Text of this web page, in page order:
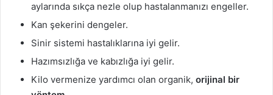
aylarında sıkça nezle olup hastalanmanızı engeller.
Kan şekerini dengeler.
Sinir sistemi hastalıklarına iyi gelir.
Hazımsızlığa ve kabızlığa iyi gelir.
Kilo vermenize yardımcı olan organik, orijinal bir